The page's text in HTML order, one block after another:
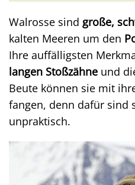
Walrosse sind große,
kalten Meeren um den
Ihre auffälligsten
langen Stoßzähne und
Beute können sie mit
fangen, denn dafür sind
unpraktisch.